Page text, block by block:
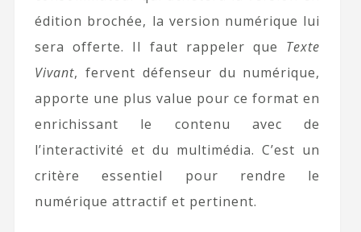
édition brochée, la version numérique lui
sera offerte. Il faut rappeler que Texte
Vivant, fervent défenseur du numérique,
apporte une plus value pour ce format en
enrichissant le contenu avec de
l’interactivité et du multimédia. C’est un
critère essentiel pour rendre le
numérique attractif et pertinent.